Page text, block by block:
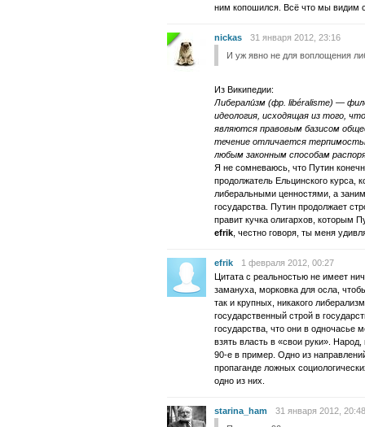
ним копошился. Всё что мы видим
nickas
31 января 2012, 23:16
И уж явно не для воплощения
Из Википедии:
Либерали́зм (фр. libéralisme) —
идеология, исходящая из того,
являются правовым базисом
течение отличается
любым законным способам
Я не сомневаюсь, что Путин
продолжатель Ельцинского
либеральными ценностями, а
государства. Путин продолжает
правит кучка олигархов, которым
efrik , честно говоря, ты меня
efrik
1 февраля 2012, 00:27
Цитата с реальностью не имеет
замануха, морковка для осла,
так и крупных, никакого
государственный строй в
государства, что они в одночасье
взять власть в «свои руки».
90-е в пример. Одно из
пропаганде ложных
одно из них.
starina_ham
31 января 2012, 20:48